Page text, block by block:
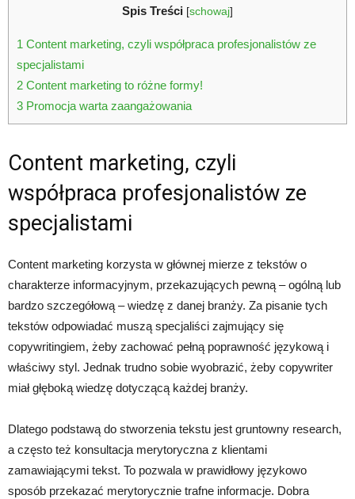
Spis Treści [schowaj]
1 Content marketing, czyli współpraca profesjonalistów ze
specjalistami
2 Content marketing to różne formy!
3 Promocja warta zaangażowania
Content marketing, czyli
współpraca profesjonalistów ze
specjalistami
Content marketing korzysta w głównej mierze z tekstów o
charakterze informacyjnym, przekazujących pewną – ogólną lub
bardzo szczegółową – wiedzę z danej branży. Za pisanie tych
tekstów odpowiadać muszą specjaliści zajmujący się
copywritingiem, żeby zachować pełną poprawność językową i
właściwy styl. Jednak trudno sobie wyobrazić, żeby copywriter
miał głęboką wiedzę dotyczącą każdej branży.
Dlatego podstawą do stworzenia tekstu jest gruntowny research,
a często też konsultacja merytoryczna z klientami
zamawiającymi tekst. To pozwala w prawidłowy językowo
sposób przekazać merytorycznie trafne informacje. Dobra